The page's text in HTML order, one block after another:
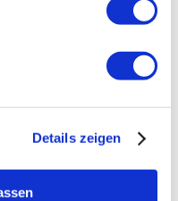
Details zeigen
die anderen